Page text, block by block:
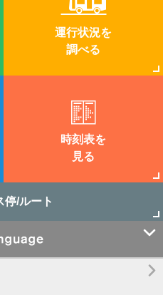
運行状況を
調べる
時刻表を
見る
停/ルート

